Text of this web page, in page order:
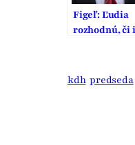
Figeľ: Ľudia
rozhodnú, či
kdh predseda